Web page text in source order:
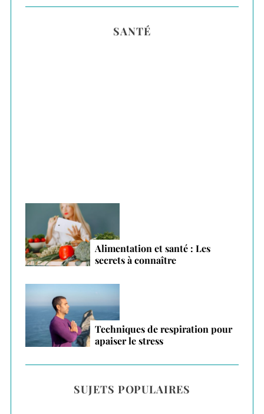
C
SANTÉ
Alimentation et santé : Les
secrets à connaître
Techniques de respiration pour
apaiser le stress
SUJETS POPULAIRES